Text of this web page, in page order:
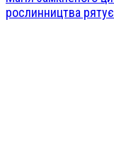
рослинництва